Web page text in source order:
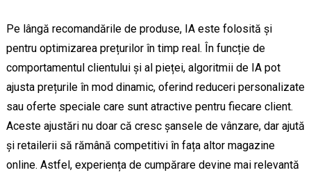
Pe lângă recomandările de produse, IA este folosită și
pentru optimizarea prețurilor în timp real. În funcție de
comportamentul clientului și al pieței, algoritmii de IA pot
ajusta prețurile în mod dinamic, oferind reduceri personalizate
sau oferte speciale care sunt atractive pentru fiecare client.
Aceste ajustări nu doar că cresc șansele de vânzare, dar ajută
și retailerii să rămână competitivi în fața altor magazine
online. Astfel, experiența de cumpărare devine mai relevantă